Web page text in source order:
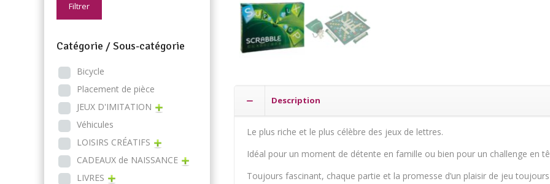
Description
Le plus riche et le plus célèbre des jeux de lettres.
Idéal pour un moment de détente en famille ou bien pour un challenge en
Toujours fascinant, chaque partie et la promesse d’un plaisir de jeu
Filtrer
Catégorie / Sous-catégorie
Bicycle
Placement de pièce
JEUX D'IMITATION
Véhicules
LOISIRS CRÉATIFS
CADEAUX de NAISSANCE
LIVRES